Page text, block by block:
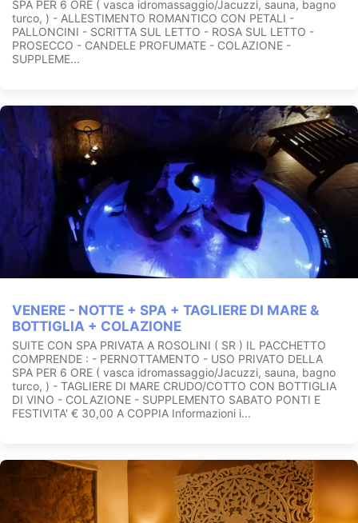
SPA PER 6 ORE ( vasca idromassaggio/Jacuzzi, sauna, bagno
turco, ) - ALLESTIMENTO ROMANTICO CON PETALI -
PALLONCINI - SCRITTA SUL LETTO - ROSA SUL LETTO -
PROSECCO - CANDELE PROFUMATE - COLAZIONE -
SUPPLEME...
VENERE - NOTTE + SPA + TAGLIERE DI MARE &
BOTTIGLIA + COLAZIONE
SUITE CON SPA PRIVATA A ROSOLINI ( SR ) IL PACCHETTO
COMPRENDE : - PERNOTTAMENTO - USO PRIVATO DELLA
SPA PER 6 ORE ( vasca idromassaggio/Jacuzzi, sauna, bagno
turco, ) - TAGLIERE DI MARE CRUDO/COTTO CON BOTTIGLIA
DI VINO - COLAZIONE - SUPPLEMENTO SABATO PONTI E
FESTIVITA' € 30,00 A COPPIA Informazioni i...